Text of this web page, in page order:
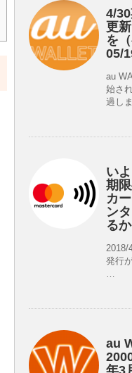
4/
更
を
05/
au
始さ
過し
い
期
カ
ン
る
2018/
発行
…
au
年3